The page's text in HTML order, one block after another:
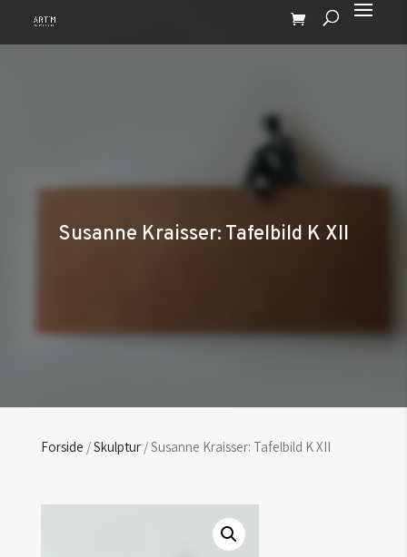
Susanne Kraisser: Tafelbild K XII
Forside /Skulptur/ Susanne Kraisser: Tafelbild K XII